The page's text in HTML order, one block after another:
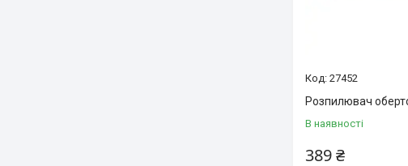
27452
Розпилювач
В наявності
389 ₴